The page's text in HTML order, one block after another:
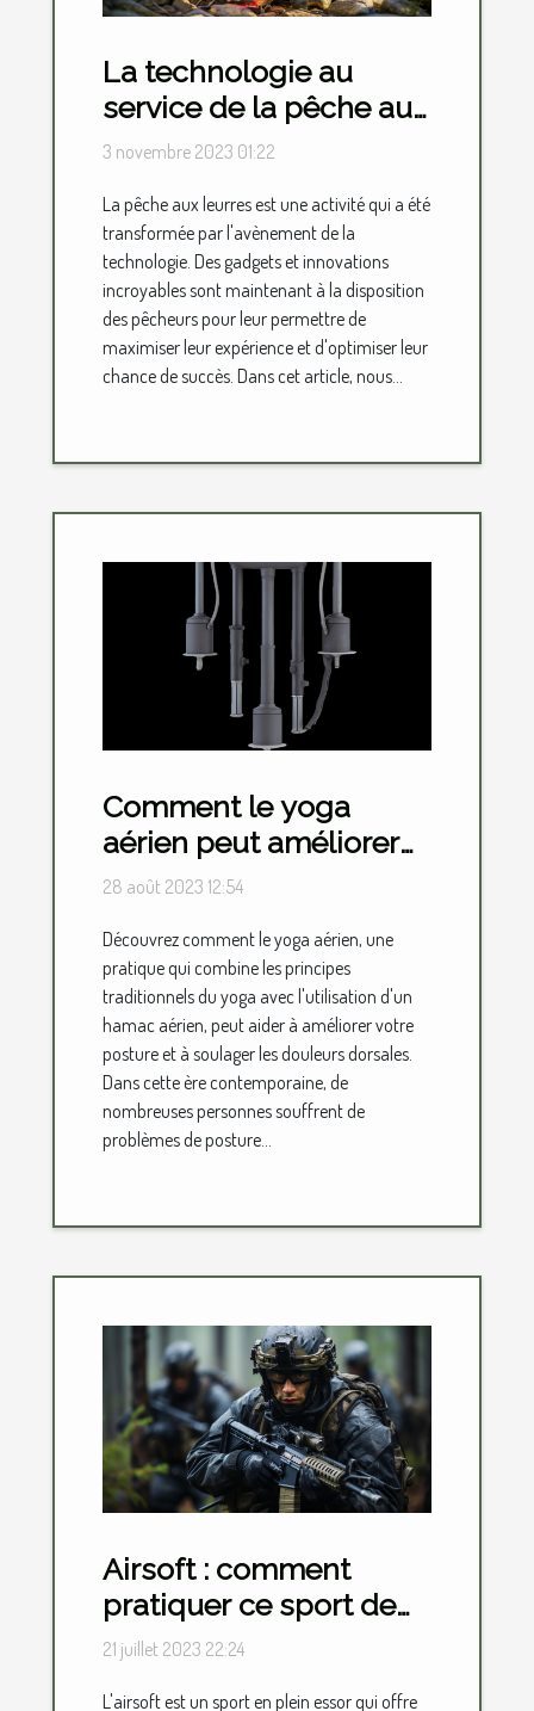
La technologie au
service de la pêche aux
leurres : gadgets et
3 novembre 2023 01:22
La pêche aux leurres est une activité qui a été
transformée par l'avènement de la
technologie. Des gadgets et innovations
incroyables sont maintenant à la disposition
des pêcheurs pour leur permettre de
maximiser leur expérience et d'optimiser leur
chance de succès. Dans cet article, nous...
Comment le yoga
aérien peut améliorer
votre posture et
dorsales
28 août 2023 12:54
Découvrez comment le yoga aérien, une
pratique qui combine les principes
traditionnels du yoga avec l'utilisation d'un
hamac aérien, peut aider à améliorer votre
posture et à soulager les douleurs dorsales.
Dans cette ère contemporaine, de
nombreuses personnes souffrent de
problèmes de posture...
Airsoft : comment
pratiquer ce sport de
loisir ?
21 juillet 2023 22:24
L'airsoft est un sport en plein essor qui offre